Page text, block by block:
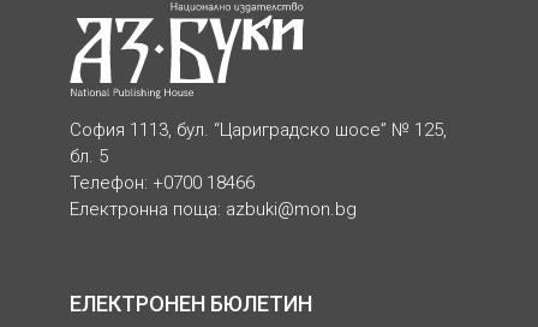
София 1113, бул. “Цариградско шосе” № 125,
бл. 5
Телефон: +0700 18466
Електронна поща: azbuki@mon.bg
ЕЛЕКТРОНЕН БЮЛЕТИН